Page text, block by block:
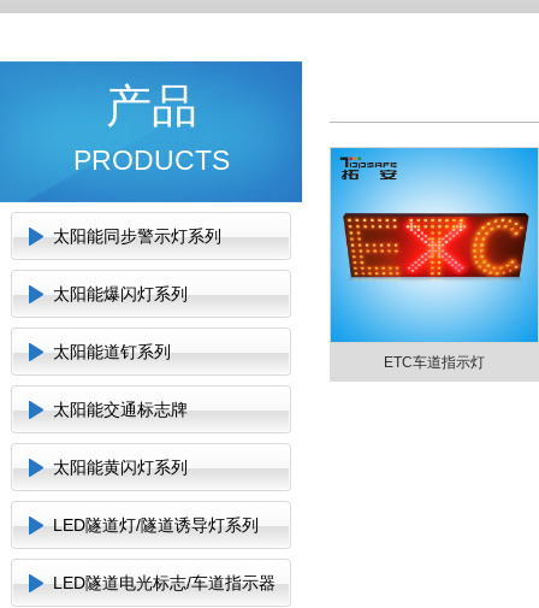
产品
PRODUCTS
太阳能同步警示灯系列
太阳能爆闪灯系列
太阳能道钉系列
太阳能交通标志牌
太阳能黄闪灯系列
LED隧道灯/隧道诱导灯系列
LED隧道电光标志/车道指示器
ETC车道指示灯